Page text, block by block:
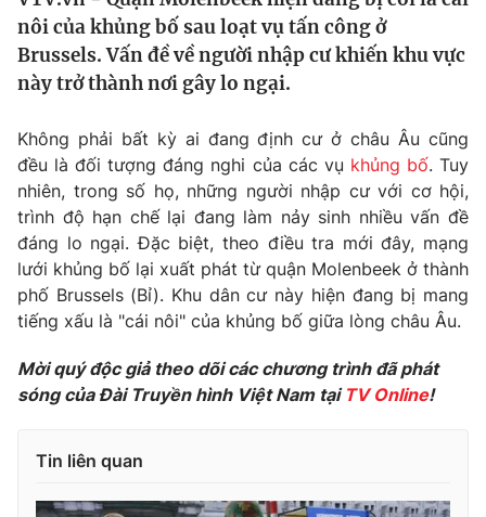
Thế giới
Tin tức
Thế giới đó đây
Câu chuyện quốc tế
Tài chính
Thị trường
Góc doanh nghiệp
Dữ liệu và đời sống
Truyền hình
Phim VTV
Hậu trường
Nhân vật
Khán giả
Giải sao mai
Giải trí
Âm nhạc
Đời sống
Du lịch
Làm đẹp
Tuyển sinh
Học trực tuyến
nôi của khủng bố sau loạt vụ tấn công ở
Brussels. Vấn đề về người nhập cư khiến khu vực
này trở thành nơi gây lo ngại.
Không phải bất kỳ ai đang định cư ở châu Âu cũng
đều là đối tượng đáng nghi của các vụ khủng bố. Tuy
nhiên, trong số họ, những người nhập cư với cơ hội,
trình độ hạn chế lại đang làm nảy sinh nhiều vấn đề
đáng lo ngại. Đặc biệt, theo điều tra mới đây, mạng
lưới khủng bố lại xuất phát từ quận Molenbeek ở thành
phố Brussels (Bỉ). Khu dân cư này hiện đang bị mang
tiếng xấu là "cái nôi" của khủng bố giữa lòng châu Âu.
Mời quý độc giả theo dõi các chương trình đã phát
sóng của Đài Truyền hình Việt Nam tại TV Online!
Tin liên quan